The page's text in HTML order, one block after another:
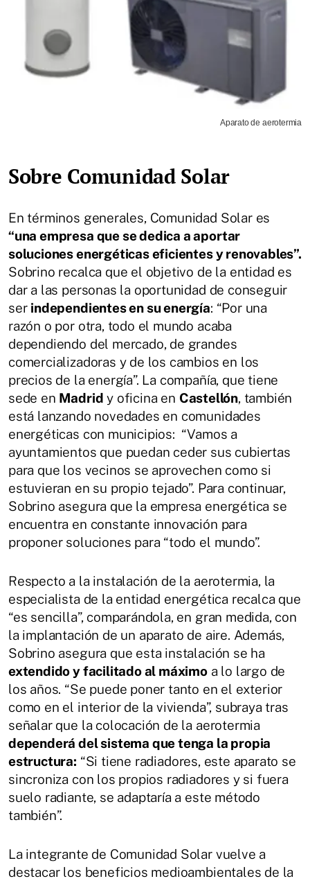
Aparato de aerotermia
Sobre Comunidad Solar
En términos generales, Comunidad Solar es
“una empresa que se dedica a aportar
soluciones energéticas eficientes y renovables”.
Sobrino recalca que el objetivo de la entidad es
dar a las personas la oportunidad de conseguir
ser independientes en su energía: “Por una
razón o por otra, todo el mundo acaba
dependiendo del mercado, de grandes
comercializadoras y de los cambios en los
precios de la energía”. La compañía, que tiene
sede en Madrid y oficina en Castellón, también
está lanzando novedades en comunidades
energéticas con municipios: “Vamos a
ayuntamientos que puedan ceder sus cubiertas
para que los vecinos se aprovechen como si
estuvieran en su propio tejado”. Para continuar,
Sobrino asegura que la empresa energética se
encuentra en constante innovación para
proponer soluciones para “todo el mundo”.
Respecto a la instalación de la aerotermia, la
especialista de la entidad energética recalca que
“es sencilla”, comparándola, en gran medida, con
la implantación de un aparato de aire. Además,
Sobrino asegura que esta instalación se ha
extendido y facilitado al máximoa lo largo de
los años. “Se puede poner tanto en el exterior
como en el interior de la vivienda”, subraya tras
señalar que la colocación de la aerotermia
dependerá del sistema que tenga la propia
estructura: “Si tiene radiadores, este aparato se
sincroniza con los propios radiadores y si fuera
suelo radiante, se adaptaría a este método
también”.
La integrante de Comunidad Solar vuelve a
destacar los beneficios medioambientales de la